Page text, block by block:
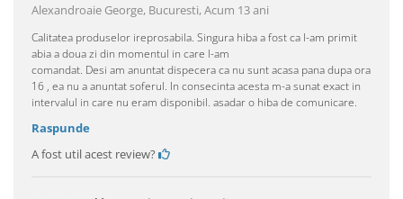
Alexandroaie George, Bucuresti,Acum 13 ani
Calitatea produselor ireprosabila. Singura hiba a fost ca l-am primit
abia a doua zi din momentul in care l-am
comandat. Desi am anuntat dispecera ca nu sunt acasa pana dupa ora
16 , ea nu a anuntat soferul. In consecinta acesta m-a sunat exact in
intervalul in care nu eram disponibil. asadar o hiba de comunicare.
Raspunde
A fost util acest review?